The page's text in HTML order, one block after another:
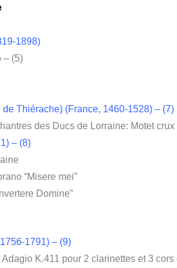
1898)
– (5)
Thiérache) (France, 1460-1528) – (7)
des Ducs de Lorraine: Motet
– (8)
“Misere mei”
Domine”
1791) – (9)
K.411 pour 2 clarinettes et 3 cors